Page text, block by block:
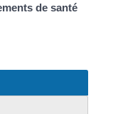
de santé